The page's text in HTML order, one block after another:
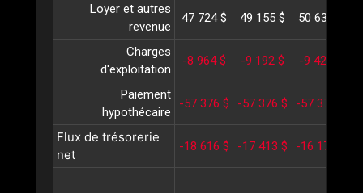
Loyer et autres
revenue
47 724 $ 49 155 $ 50 630 $
Charges
d'exploitation
-8 964 $ -9 192 $ -9 427 $
Paiement
hypothécaire
-57 376 $ -57 376 $ -57 376 $
Flux de trésorerie
net
-18 616 $ -17 413 $ -16 173 $